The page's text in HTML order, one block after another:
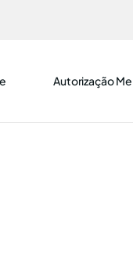
Autorização